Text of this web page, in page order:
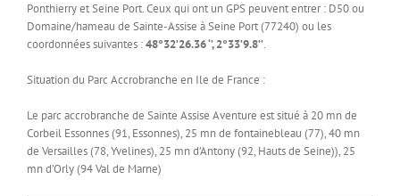
Ponthierry et Seine Port. Ceux qui ont un GPS peuvent entrer : D50 ou
Domaine/hameau de Sainte-Assise à Seine Port (77240) ou les
coordonnées suivantes :48°32’26.36 ‘’, 2°33’9.8’’.
Situation du Parc Accrobranche en Ile de France :
Le parc accrobranche de Sainte Assise Aventure est situé à 20 mn de
Corbeil Essonnes (91, Essonnes), 25 mn de fontainebleau (77), 40 mn
de Versailles (78, Yvelines), 25 mn d’Antony (92, Hauts de Seine)), 25
mn d’Orly (94 Val de Marne)